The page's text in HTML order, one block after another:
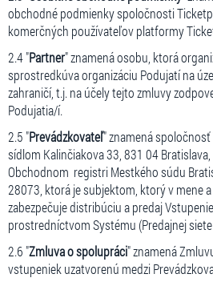
obchodné podmienky spoločnosti
komerčných používateľov platformy
2.4 "Partner" znamená osobu, ktorá
sprostredkúva organizáciu Podujatí na
zahraničí, t.j. na účely tejto zmluvy
Podujatia/í.
2.5 "Prevádzkovateľ" znamená
sídlom Kalinčiakova 33, 831 04
Obchodnom registri Mestkého súdu
28073, ktorá je subjektom, ktorý v mene
zabezpečuje distribúciu a predaj
prostredníctvom Systému (Predajnej
2.6 "Zmluva o spolupráci" znamená
vstupeniek uzatvorenú medzi